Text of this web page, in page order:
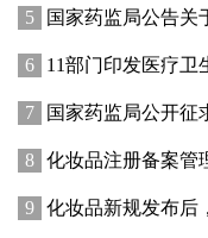
国家药监局公告关
11部门印发医疗卫
国家药监局公开征求《药
化妆品注册备案管
化妆品新规发布后